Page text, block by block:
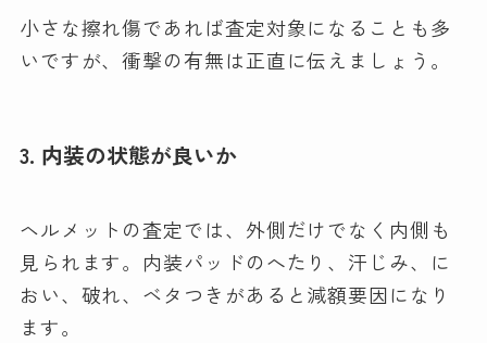
小さな擦れ傷であれば査定対象になることも多
いですが、衝撃の有無は正直に伝えましょう。
3. 内装の状態が良いか
ヘルメットの査定では、外側だけでなく内側も
見られます。内装パッドのへたり、汗じみ、に
おい、破れ、ベタつきがあると減額要因になり
ます。